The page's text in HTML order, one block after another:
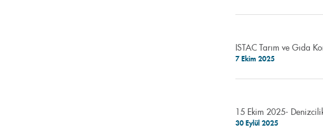
ISTAC Tarım ve Gıda
7 Ekim 2025
15 Ekim 2025-
30 Eylül 2025